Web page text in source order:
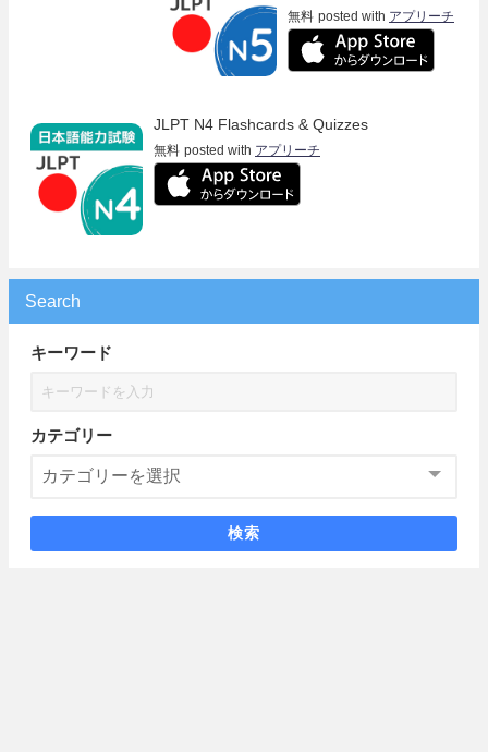
無料 posted with アプリーチ
JLPT N4 Flashcards & Quizzes
無料 posted with アプリーチ
Search
キーワード
カテゴリー
検索